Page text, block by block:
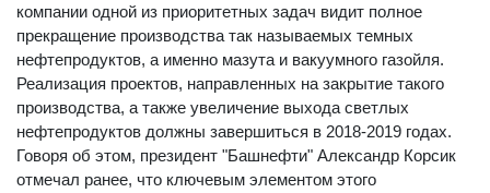
компании одной из приоритетных задач видит полное
прекращение производства так называемых темных
нефтепродуктов, а именно мазута и вакуумного газойля.
Реализация проектов, направленных на закрытие такого
производства, а также увеличение выхода светлых
нефтепродуктов должны завершиться в 2018-2019 годах.
Говоря об этом, президент "Башнефти" Александр Корсик
отмечал ранее, что ключевым элементом этого